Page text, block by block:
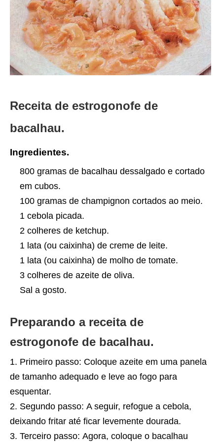
Receita de estrogonofe de
bacalhau.
Ingredientes.
800 gramas de bacalhau dessalgado e cortado
em cubos.
100 gramas de champignon cortados ao meio.
1 cebola picada.
2 colheres de ketchup.
1 lata (ou caixinha) de creme de leite.
1 lata (ou caixinha) de molho de tomate.
3 colheres de azeite de oliva.
Sal a gosto.
Preparando a receita de
estrogonofe de bacalhau.
Primeiro passo: Coloque azeite em uma panela
de tamanho adequado e leve ao fogo para
esquentar.
Segundo passo: A seguir, refogue a cebola,
deixando fritar até ficar levemente dourada.
Terceiro passo: Agora, coloque o bacalhau